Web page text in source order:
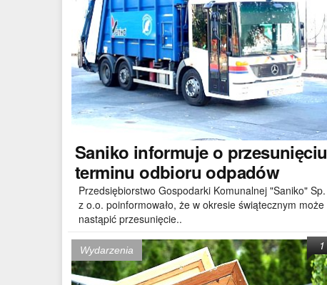
Saniko informuje o przesunięciu
terminu odbioru odpadów
Przedsiębiorstwo Gospodarki Komunalnej "Saniko" Sp.
z o.o. poinformowało, że w okresie świątecznym może
nastąpić przesunięcie..
Wydarzenia 1